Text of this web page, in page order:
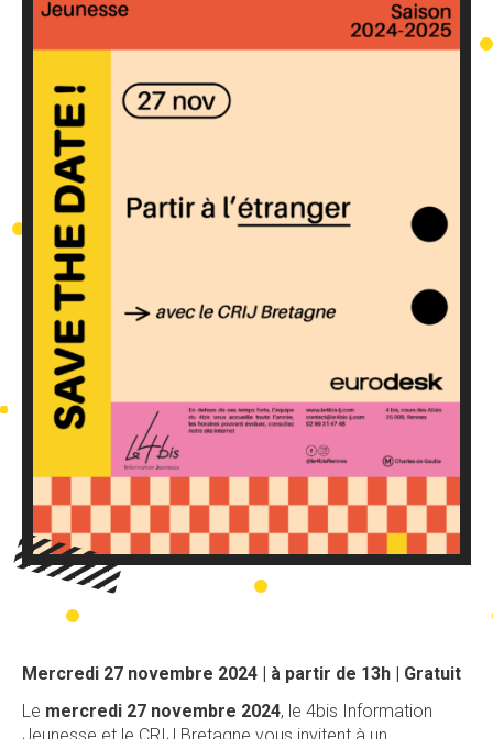
Mercredi 27 novembre 2024 | à partir de 13h | Gratuit
Le mercredi 27 novembre 2024, le 4bis Information